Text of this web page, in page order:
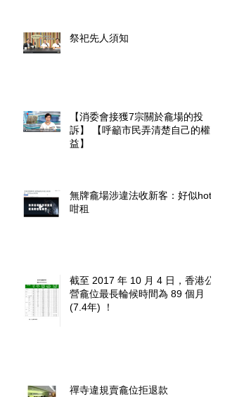
祭祀先人須知
【消委會接獲7宗關於龕場的投
訴】 【呼籲市民弄清楚自己的權
益】
無牌龕場涉違法收新客：好似hotel
咁租
截至 2017 年 10 月 4 日，香港公
營龕位最長輪候時間為 89 個月
(7.4年) ！
禪寺違規賣龕位拒退款